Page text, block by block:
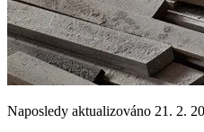
Naposledy aktualizováno 21. 2.